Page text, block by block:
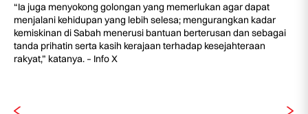
“Ia juga menyokong golongan yang memerlukan agar dapat
menjalani kehidupan yang lebih selesa; mengurangkan kadar
kemiskinan di Sabah menerusi bantuan berterusan dan sebagai
tanda prihatin serta kasih kerajaan terhadap kesejahteraan
rakyat,” katanya. – Info X